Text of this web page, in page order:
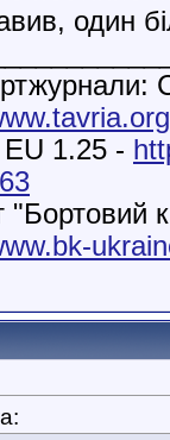
один
1.25 -
"Бортовий